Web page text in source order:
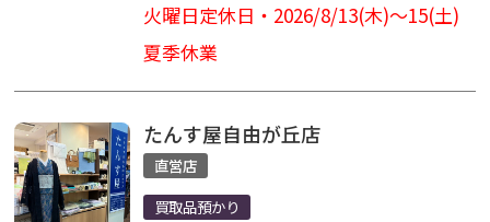
火曜日定休日・2026/8/13(木)～15(土)
夏季休業
たんす屋自由が丘店
直営店
買取品預かり